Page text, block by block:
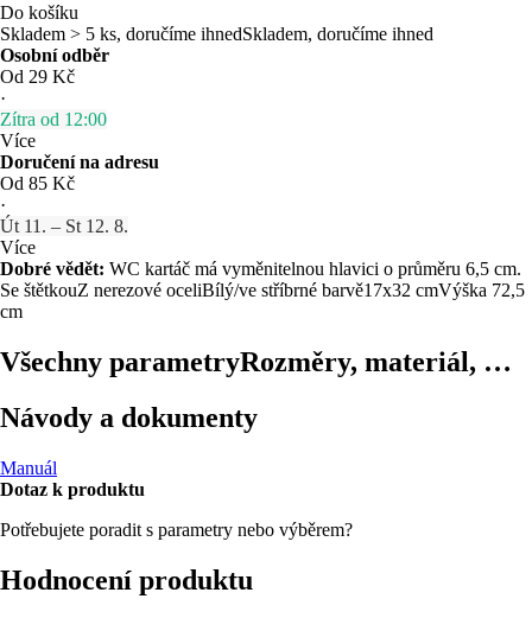
Do košíku
Skladem > 5 ks, doručíme ihnedSkladem, doručíme ihned
Osobní odběr
Od 29 Kč
·
Zítra od 12:00
Více
Doručení na adresu
Od 85 Kč
·
Út 11. – St 12. 8.
Více
Dobré vědět: WC kartáč má vyměnitelnou hlavici o průměru 6,5 cm.
Se štětkouZ nerezové oceliBílý/ve stříbrné barvě17x32 cmVýška 72,5
cm
Všechny parametryRozměry, materiál, …
Návody a dokumenty
Manuál
Dotaz k produktu
Potřebujete poradit s parametry nebo výběrem?
Hodnocení produktu